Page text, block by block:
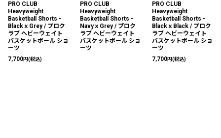
PRO CLUB
Heavyweight
Basketball Shorts -
BlackｘGrey / プロク
ラブ ヘビーウェイト
バスケットボール ショ
ーツ
7,700円(税込)
PRO CLUB
Heavyweight
Basketball Shorts -
NavyｘGrey / プロク
ラブ ヘビーウェイト
バスケットボール ショ
ーツ
PRO CLUB
Heavyweight
Basketball Shorts -
BlackｘBlack / プロク
ラブ ヘビーウェイト
バスケットボール ショ
ーツ
7,700円(税込)